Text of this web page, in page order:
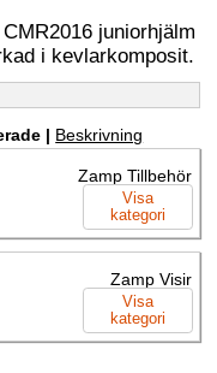
juniorhjälm
i kevlarkomposit.
| Beskrivning
Zamp Tillbehör
Visa
kategori
Zamp Visir
Visa
kategori